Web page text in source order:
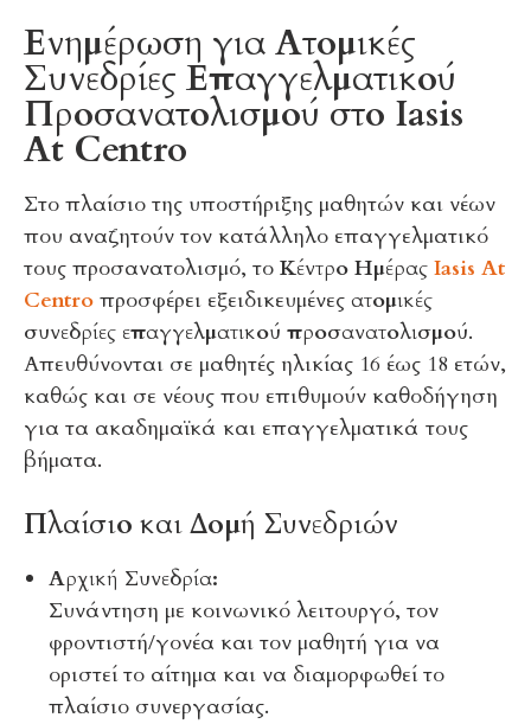
Ενημέρωση για Ατομικές
Συνεδρίες Επαγγελματικού
Προσανατολισμού στο Iasis
At Centro
Στο πλαίσιο της υποστήριξης μαθητών και νέων
που αναζητούν τον κατάλληλο επαγγελματικό
τους προσανατολισμό, το Κέντρο Ημέρας Iasis At
Centro προσφέρει εξειδικευμένες ατομικές
συνεδρίες επαγγελματικού προσανατολισμού.
Απευθύνονται σε μαθητές ηλικίας 16 έως 18 ετών,
καθώς και σε νέους που επιθυμούν καθοδήγηση
για τα ακαδημαϊκά και επαγγελματικά τους
βήματα.
Πλαίσιο και Δομή Συνεδριών
Αρχική Συνεδρία:
Συνάντηση με κοινωνικό λειτουργό, τον
φροντιστή/γονέα και τον μαθητή για να
οριστεί το αίτημα και να διαμορφωθεί το
πλαίσιο συνεργασίας.